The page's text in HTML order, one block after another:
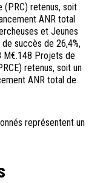
(PRC) retenus, soit
ANR total
et Jeunes
succès de 26,4%,
M€.148 Projets de
retenus, soit un
ANR total de
représentent un